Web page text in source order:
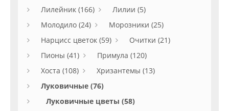
Лилейник (166)
Лилии (5)
Молодило (24)
Морозники (25)
Нарцисс цветок (59)
Очитки (21)
Пионы (41)
Примула (120)
Хоста (108)
Хризантемы (13)
Луковичные (76)
Луковичные цветы (58)